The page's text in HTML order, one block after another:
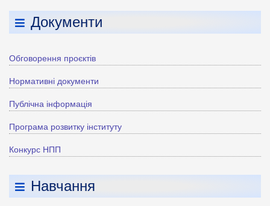
Документи
Обговорення проєктів
Нормативні документи
Публічна інформація
Програма розвитку інституту
Конкурс НПП
Навчання